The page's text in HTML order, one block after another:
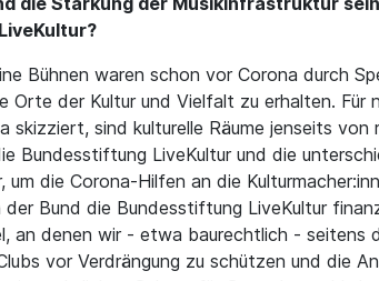
Bühnen waren schon vor Corona durch
Orte der Kultur und Vielfalt zu erhalten.
skizziert, sind kulturelle Räume jenseits
Bundesstiftung LiveKultur und die
um die Corona-Hilfen an die
der Bund die Bundesstiftung LiveKultur
an denen wir - etwa baurechtlich - seitens
vor Verdrängung zu schützen und die